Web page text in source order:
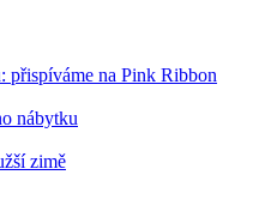
přispíváme na Pink Ribbon
nábytku
zimě